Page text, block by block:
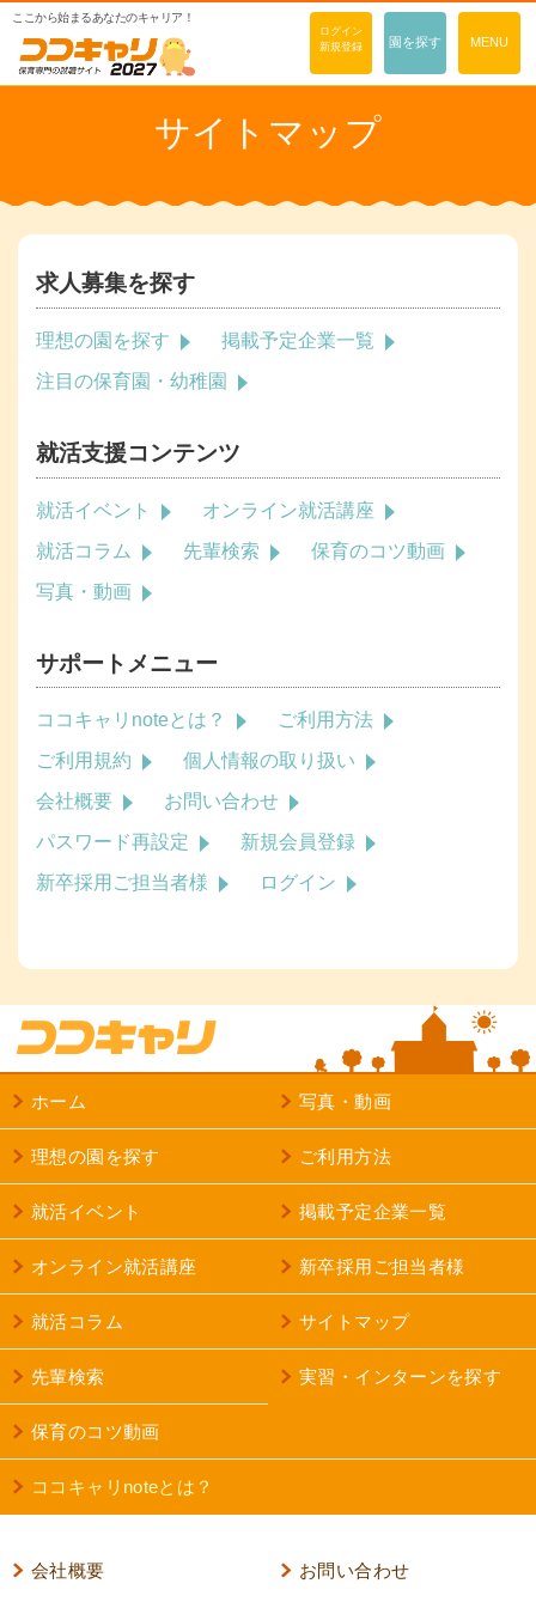
ここから始まるあなたのキャリア！
ログイン
新規登録
園を探す MENU
サイトマップ
求人募集を探す
理想の園を探す
掲載予定企業一覧
注目の保育園・幼稚園
就活支援コンテンツ
就活イベント
オンライン就活講座
就活コラム
先輩検索
保育のコツ動画
写真・動画
サポートメニュー
ココキャリnoteとは？
ご利用方法
ご利用規約
個人情報の取り扱い
会社概要
お問い合わせ
パスワード再設定
新規会員登録
新卒採用ご担当者様
ログイン
ホーム
理想の園を探す
就活イベント
オンライン就活講座
就活コラム
先輩検索
保育のコツ動画
写真・動画
ご利用方法
掲載予定企業一覧
新卒採用ご担当者様
サイトマップ
実習・インターンを探す
ココキャリnoteとは？
会社概要 お問い合わせ